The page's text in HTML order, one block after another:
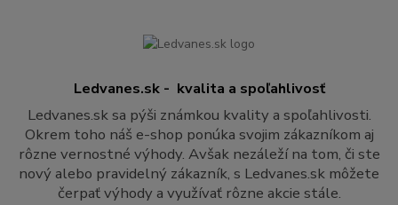
Ledvanes.sk - kvalita a spoľahlivosť
Ledvanes.sk sa pýši známkou kvality a spoľahlivosti.
Okrem toho náš e-shop ponúka svojim zákazníkom aj
rôzne vernostné výhody. Avšak nezáleží na tom, či ste
nový alebo pravidelný zákazník, s Ledvanes.sk môžete
čerpať výhody a využívať rôzne akcie stále.